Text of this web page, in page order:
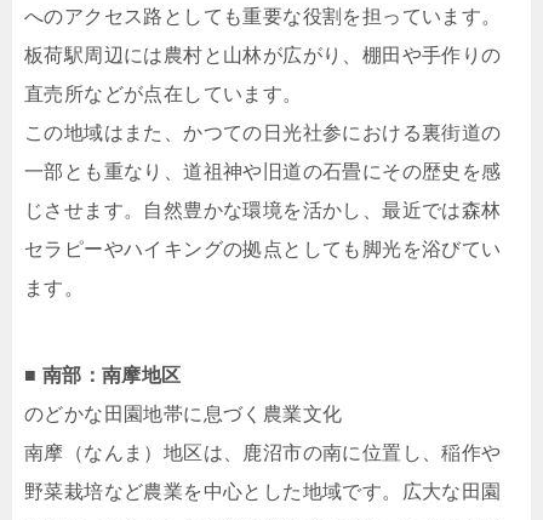
へのアクセス路としても重要な役割を担っています。
板荷駅周辺には農村と山林が広がり、棚田や手作りの
直売所などが点在しています。
この地域はまた、かつての日光社参における裏街道の
一部とも重なり、道祖神や旧道の石畳にその歴史を感
じさせます。自然豊かな環境を活かし、最近では森林
セラピーやハイキングの拠点としても脚光を浴びてい
ます。
■ 南部：南摩地区
のどかな田園地帯に息づく農業文化
南摩（なんま）地区は、鹿沼市の南に位置し、稲作や
野菜栽培など農業を中心とした地域です。広大な田園